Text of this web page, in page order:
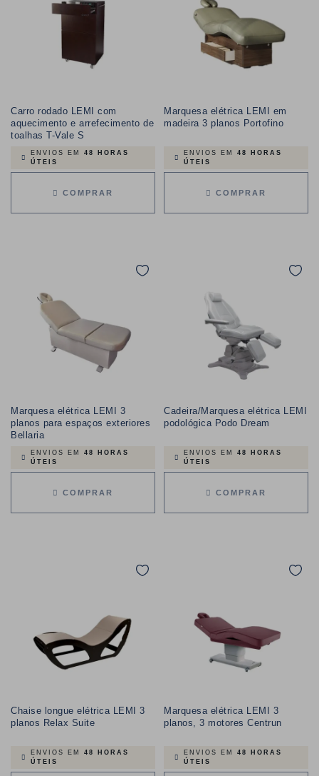
Carro rodado LEMI com
aquecimento e arrefecimento de
toalhas T-Vale S
ENVIOS EM 48 HORAS
ÚTEIS
COMPRAR
Marquesa elétrica LEMI em
madeira 3 planos Portofino
ENVIOS EM 48 HORAS
ÚTEIS
COMPRAR
Marquesa elétrica LEMI 3
planos para espaços exteriores
Bellaria
ENVIOS EM 48 HORAS
ÚTEIS
COMPRAR
Cadeira/Marquesa elétrica LEMI
podológica Podo Dream
ENVIOS EM 48 HORAS
ÚTEIS
COMPRAR
Chaise longue elétrica LEMI 3
planos Relax Suite
ENVIOS EM 48 HORAS
ÚTEIS
Marquesa elétrica LEMI 3
planos, 3 motores Centrun
ENVIOS EM 48 HORAS
ÚTEIS